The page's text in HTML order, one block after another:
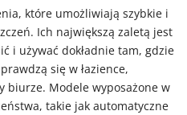
które umożliwiają szybkie i
Ich największą zaletą jest
i używać dokładnie tam, gdzie
się w łazience,
biurze. Modele wyposażone w
takie jak automatyczne